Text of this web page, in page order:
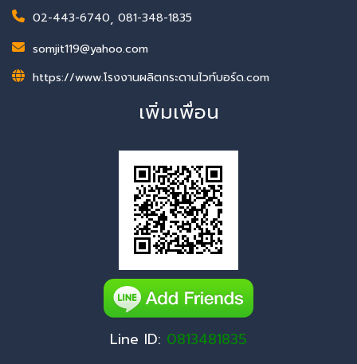
02-443-6740, 081-348-1835
somjit119@yahoo.com
https://www.โรงงานผลิตกระดานไวท์บอร์ด.com
เพิ่มเพื่อน
Line ID: 0813481835